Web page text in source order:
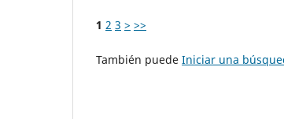
1 2 3 > >>
También puede Iniciar una